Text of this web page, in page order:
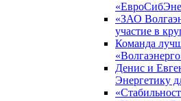
«ЗАО
участие в
Команда
Денис и
Энергетику